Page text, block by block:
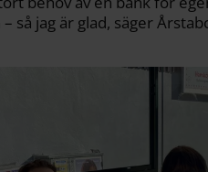
så jag är glad, säger